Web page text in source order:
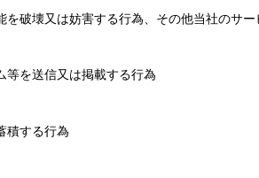
破壊又は妨害する行為、その他当社のサ
等を送信又は掲載する行為
積する行為